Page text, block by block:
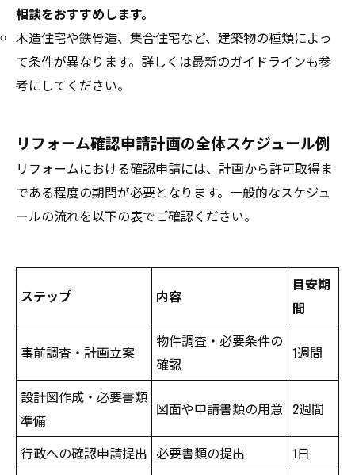
相談をおすすめします。
木造住宅や鉄骨造、集合住宅など、建築物の種類によっ
て条件が異なります。詳しくは最新のガイドラインも参
考にしてください。
リフォーム確認申請計画の全体スケジュール例
リフォームにおける確認申請には、計画から許可取得ま
である程度の期間が必要となります。一般的なスケジュ
ールの流れを以下の表でご確認ください。
ステップ 内容
目安期
間
事前調査・計画立案
物件調査・必要条件の
確認
1週間
設計図作成・必要書類
準備
図面や申請書類の用意 2週間
行政への確認申請提出 必要書類の提出 1日